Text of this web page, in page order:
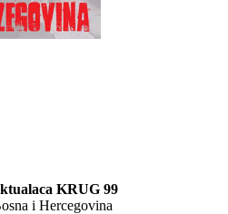
KRUG 99
i Hercegovina